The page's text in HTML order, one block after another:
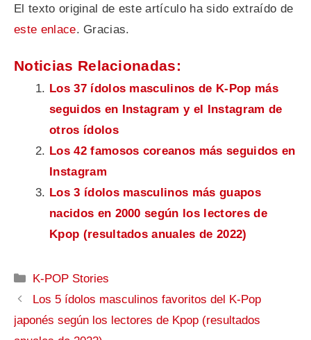
El texto original de este artículo ha sido extraído de
este enlace. Gracias.
Noticias Relacionadas:
Los 37 ídolos masculinos de K-Pop más
seguidos en Instagram y el Instagram de
otros ídolos
Los 42 famosos coreanos más seguidos en
Instagram
Los 3 ídolos masculinos más guapos
nacidos en 2000 según los lectores de
Kpop (resultados anuales de 2022)
Categorías
K-POP Stories
Los 5 ídolos masculinos favoritos del K-Pop
japonés según los lectores de Kpop (resultados